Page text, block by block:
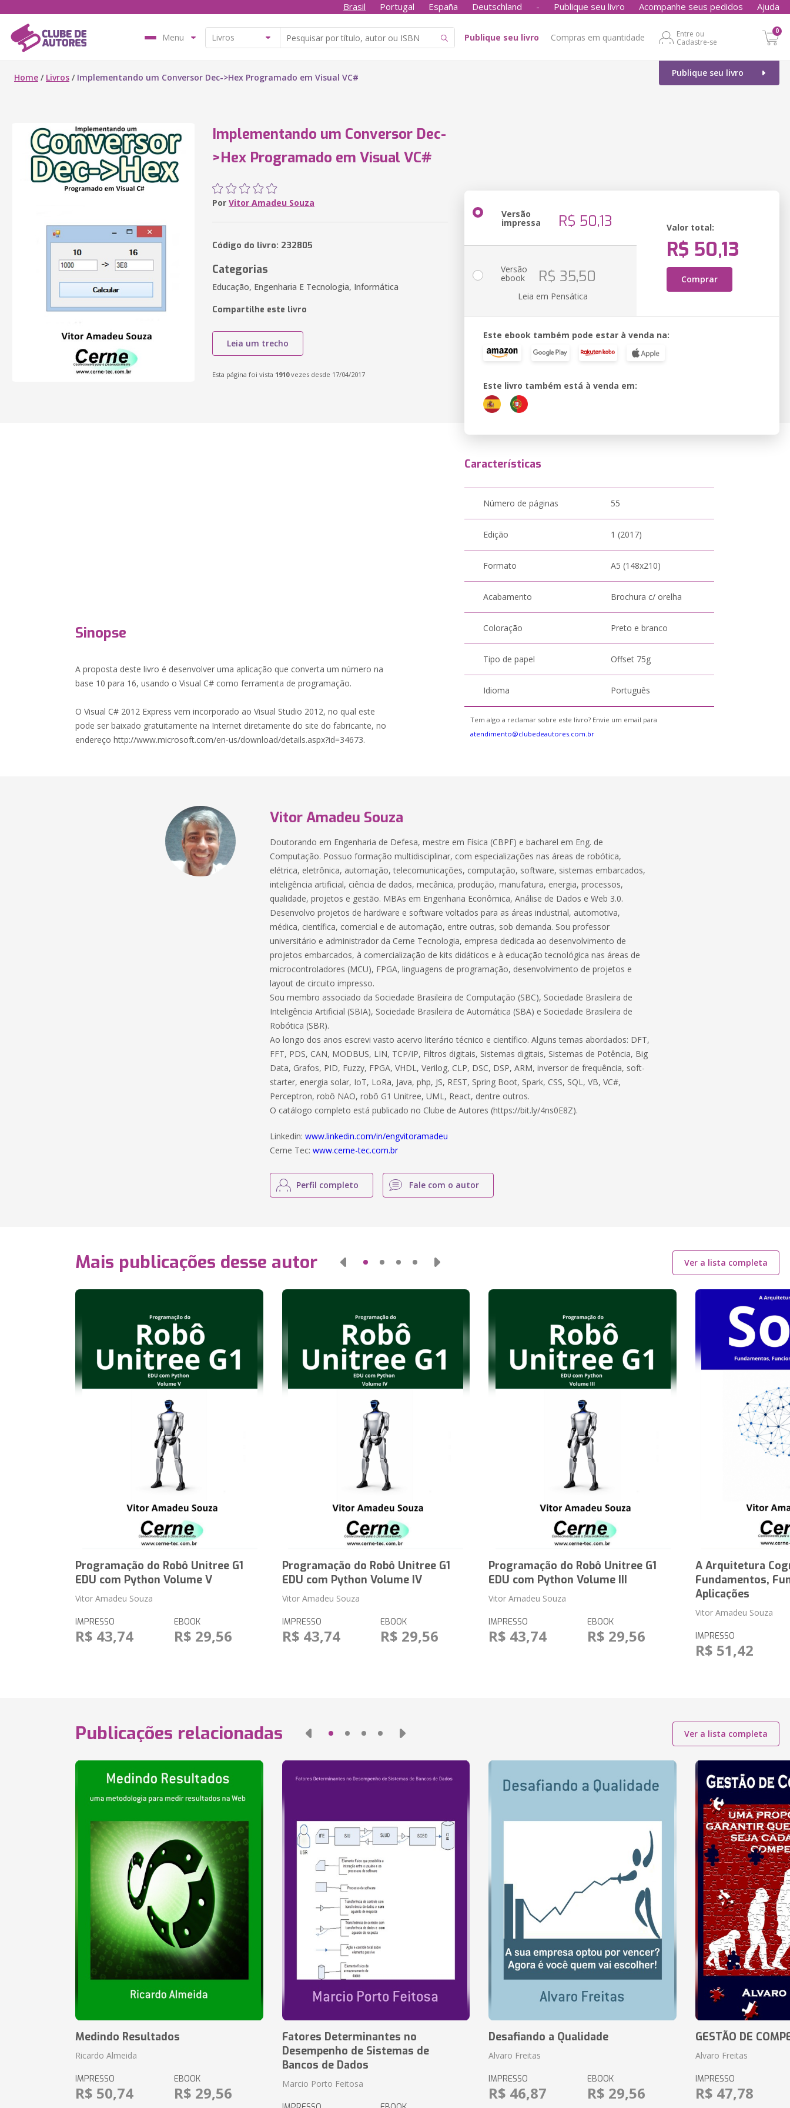
Brasil Portugal España Deutschland - Publique seu livro Acompanhe seus pedidos Ajuda
Menu Publique seu livro Compras em quantidade
Entre ou
Cadastre-se
0
Publique seu livro
Home / Livros / Implementando um Conversor Dec->Hex Programado em Visual VC#
Implementando um Conversor Dec-
>Hex Programado em Visual VC#
Por Vitor Amadeu Souza
Código do livro: 232805
Categorias
Educação, Engenharia E Tecnologia, Informática
Compartilhe este livro
Leia um trecho
Esta página foi vista 1910vezes desde 17/04/2017
Versão
impressa R$ 50,13 Valor total:
R$ 50,13
Comprar
Versão
ebook R$ 35,50
Leia em Pensática
Este ebook também pode estar à venda na:
Este livro também está à venda em:
Sinopse
A proposta deste livro é desenvolver uma aplicação que converta um número na
base 10 para 16, usando o Visual C# como ferramenta de programação.
O Visual C# 2012 Express vem incorporado ao Visual Studio 2012, no qual este
pode ser baixado gratuitamente na Internet diretamente do site do fabricante, no
endereço http://www.microsoft.com/en-us/download/details.aspx?id=34673.
Características
Número de páginas 55
Edição 1 (2017)
Formato A5 (148x210)
Acabamento Brochura c/ orelha
Coloração Preto e branco
Tipo de papel Offset 75g
Idioma Português
Tem algo a reclamar sobre este livro? Envie um email para
atendimento@clubedeautores.com.br
Vitor Amadeu Souza
Doutorando em Engenharia de Defesa, mestre em Física (CBPF) e bacharel em Eng. de
Computação. Possuo formação multidisciplinar, com especializações nas áreas de robótica,
elétrica, eletrônica, automação, telecomunicações, computação, software, sistemas embarcados,
inteligência artificial, ciência de dados, mecânica, produção, manufatura, energia, processos,
qualidade, projetos e gestão. MBAs em Engenharia Econômica, Análise de Dados e Web 3.0.
Desenvolvo projetos de hardware e software voltados para as áreas industrial, automotiva,
médica, científica, comercial e de automação, entre outras, sob demanda. Sou professor
universitário e administrador da Cerne Tecnologia, empresa dedicada ao desenvolvimento de
projetos embarcados, à comercialização de kits didáticos e à educação tecnológica nas áreas de
microcontroladores (MCU), FPGA, linguagens de programação, desenvolvimento de projetos e
layout de circuito impresso.
Sou membro associado da Sociedade Brasileira de Computação (SBC), Sociedade Brasileira de
Inteligência Artificial (SBIA), Sociedade Brasileira de Automática (SBA) e Sociedade Brasileira de
Robótica (SBR).
Ao longo dos anos escrevi vasto acervo literário técnico e científico. Alguns temas abordados: DFT,
FFT, PDS, CAN, MODBUS, LIN, TCP/IP, Filtros digitais, Sistemas digitais, Sistemas de Potência, Big
Data, Grafos, PID, Fuzzy, FPGA, VHDL, Verilog, CLP, DSC, DSP, ARM, inversor de frequência, soft-
starter, energia solar, IoT, LoRa, Java, php, JS, REST, Spring Boot, Spark, CSS, SQL, VB, VC#,
Perceptron, robô NAO, robô G1 Unitree, UML, React, dentre outros.
O catálogo completo está publicado no Clube de Autores (https://bit.ly/4ns0E8Z).
Linkedin:www.linkedin.com/in/engvitoramadeu
Cerne Tec:www.cerne-tec.com.br
Perfil completo Fale com o autor
Mais publicações desse autor Ver a lista completa
Programação do Robô Unitree G1
EDU com Python Volume V
Vitor Amadeu Souza
IMPRESSO
R$ 43,74
EBOOK
R$ 29,56
Programação do Robô Unitree G1
EDU com Python Volume IV
Vitor Amadeu Souza
IMPRESSO
R$ 43,74
EBOOK
R$ 29,56
Programação do Robô Unitree G1
EDU com Python Volume III
Vitor Amadeu Souza
IMPRESSO
R$ 43,74
EBOOK
R$ 29,56
A Arquitetura
Fundamentos,
Aplicações
Vitor Amadeu Souza
IMPRESSO
R$ 51,42
Publicações relacionadas Ver a lista completa
Medindo Resultados
Ricardo Almeida
IMPRESSO
R$ 50,74
EBOOK
R$ 29,56
Fatores Determinantes no
Desempenho de Sistemas de
Bancos de Dados
Marcio Porto Feitosa
Desafiando a Qualidade
Alvaro Freitas
IMPRESSO
R$ 46,87
EBOOK
R$ 29,56
GESTÃO DE
Alvaro Freitas
IMPRESSO
R$ 47,78